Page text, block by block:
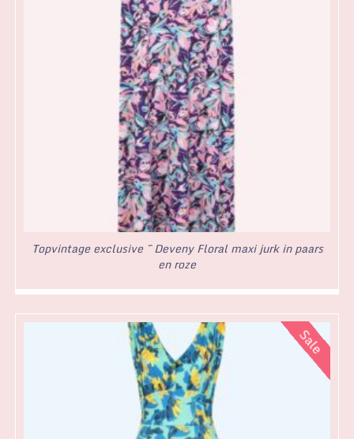
Topvintage exclusive ~ Deveny Floral maxi jurk in paars
en roze